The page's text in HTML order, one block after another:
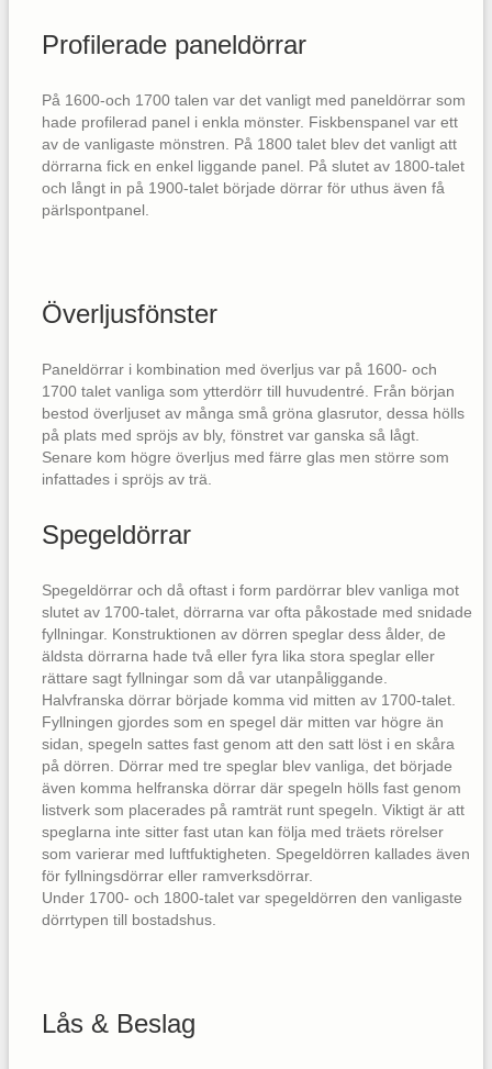
Profilerade paneldörrar
På 1600-och 1700 talen var det vanligt med paneldörrar som
hade profilerad panel i enkla mönster. Fiskbenspanel var ett
av de vanligaste mönstren. På 1800 talet blev det vanligt att
dörrarna fick en enkel liggande panel. På slutet av 1800-talet
och långt in på 1900-talet började dörrar för uthus även få
pärlspontpanel.
Överljusfönster
Paneldörrar i kombination med överljus var på 1600- och
1700 talet vanliga som ytterdörr till huvudentré. Från början
bestod överljuset av många små gröna glasrutor, dessa hölls
på plats med spröjs av bly, fönstret var ganska så lågt.
Senare kom högre överljus med färre glas men större som
infattades i spröjs av trä.
Spegeldörrar
Spegeldörrar och då oftast i form pardörrar blev vanliga mot
slutet av 1700-talet, dörrarna var ofta påkostade med snidade
fyllningar. Konstruktionen av dörren speglar dess ålder, de
äldsta dörrarna hade två eller fyra lika stora speglar eller
rättare sagt fyllningar som då var utanpåliggande.
Halvfranska dörrar började komma vid mitten av 1700-talet.
Fyllningen gjordes som en spegel där mitten var högre än
sidan, spegeln sattes fast genom att den satt löst i en skåra
på dörren. Dörrar med tre speglar blev vanliga, det började
även komma helfranska dörrar där spegeln hölls fast genom
listverk som placerades på ramträt runt spegeln. Viktigt är att
speglarna inte sitter fast utan kan följa med träets rörelser
som varierar med luftfuktigheten. Spegeldörren kallades även
för fyllningsdörrar eller ramverksdörrar.
Under 1700- och 1800-talet var spegeldörren den vanligaste
dörrtypen till bostadshus.
Lås & Beslag